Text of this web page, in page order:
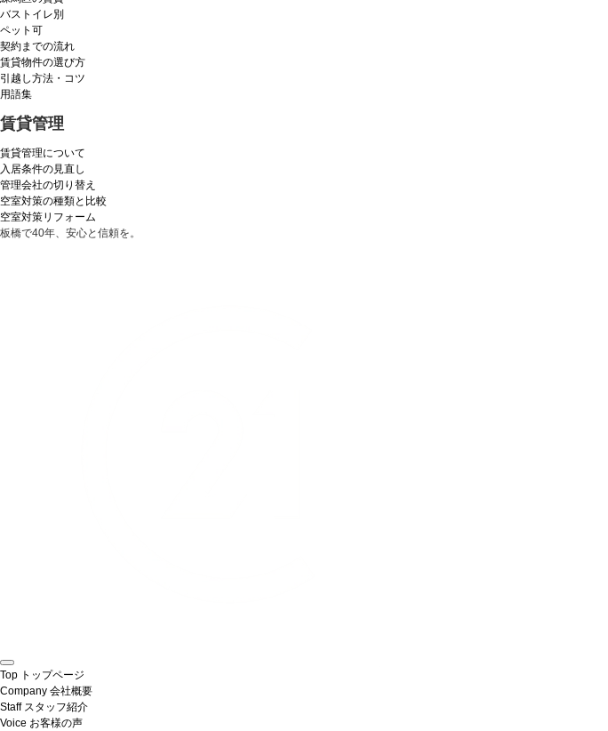
バストイレ別
ペット可
契約までの流れ
賃貸物件の選び方
引越し方法・コツ
用語集
賃貸管理
賃貸管理について
入居条件の見直し
管理会社の切り替え
空室対策の種類と比較
空室対策リフォーム
板橋で40年、安心と信頼を。
Top トップページ
Company 会社概要
Staff スタッフ紹介
Voice お客様の声